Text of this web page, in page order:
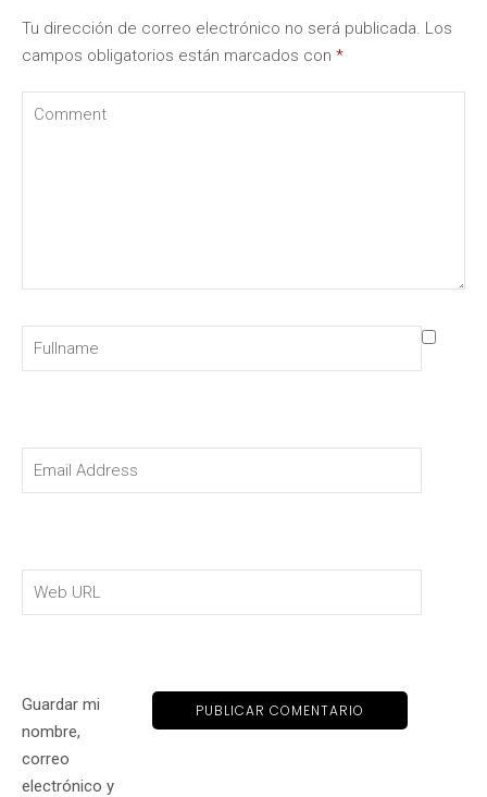
Tu dirección de correo electrónico no será publicada. Los
campos obligatorios están marcados con *
Guardar mi
nombre,
correo
electrónico y